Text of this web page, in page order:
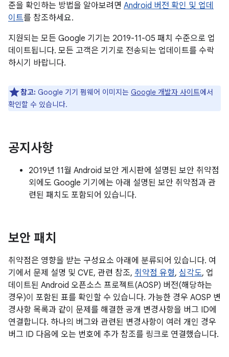
준을 확인하는 방법을 알아보려면 Android 버전 확인 및 업데
이트를 참조하세요.
지원되는 모든 Google 기기는 2019-11-05 패치 수준으로 업
데이트됩니다. 모든 고객은 기기로 전송되는 업데이트를 수락
하시기 바랍니다.
참고: Google 기기 펌웨어 이미지는 Google 개발자 사이트에서
확인할 수 있습니다.
공지사항
2019년 11월 Android 보안 게시판에 설명된 보안 취약점
외에도 Google 기기에는 아래 설명된 보안 취약점과 관
련된 패치도 포함되어 있습니다.
보안 패치
취약점은 영향을 받는 구성요소 아래에 분류되어 있습니다. 여
기에서 문제 설명 및 CVE, 관련 참조, 취약점 유형, 심각도, 업
데이트된 Android 오픈소스 프로젝트(AOSP) 버전(해당하는
경우)이 포함된 표를 확인할 수 있습니다. 가능한 경우 AOSP 변
경사항 목록과 같이 문제를 해결한 공개 변경사항을 버그 ID에
연결합니다. 하나의 버그와 관련된 변경사항이 여러 개인 경우
버그 ID 다음에 오는 번호에 추가 참조를 링크로 연결했습니다.